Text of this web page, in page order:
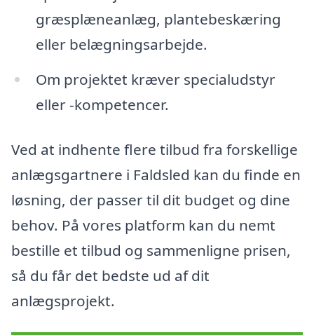
græsplæneanlæg, plantebeskæring
eller belægningsarbejde.
Om projektet kræver specialudstyr
eller -kompetencer.
Ved at indhente flere tilbud fra forskellige
anlægsgartnere i Faldsled kan du finde en
løsning, der passer til dit budget og dine
behov. På vores platform kan du nemt
bestille et tilbud og sammenligne prisen,
så du får det bedste ud af dit
anlægsprojekt.